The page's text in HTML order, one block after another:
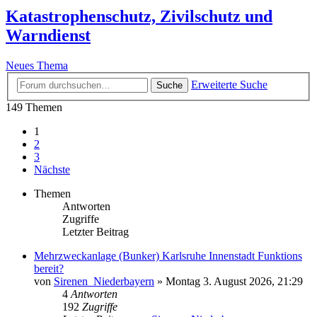
Katastrophenschutz, Zivilschutz und
Warndienst
Neues Thema
Suche
Erweiterte Suche
149 Themen
1
2
3
Nächste
Themen
Antworten
Zugriffe
Letzter Beitrag
Mehrzweckanlage (Bunker) Karlsruhe Innenstadt Funktions
bereit?
von Sirenen_Niederbayern » Montag 3. August 2026, 21:29
4 Antworten
192 Zugriffe